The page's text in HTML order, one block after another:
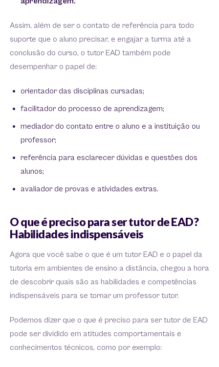
Assim, além de ser o contato de referência para todo
suporte que o aluno precisar, e engajar a turma até a
conclusão do curso, o tutor EAD também pode
desempenhar o papel de:
orientador das disciplinas cursadas;
facilitador do processo de aprendizagem;
mediador do contato entre o aluno e a instituição ou
professor;
referência para esclarecer dúvidas e questões dos
alunos;
avaliador de provas e atividades extras.
O que é preciso para ser tutor de EAD?
Habilidades indispensáveis
Agora que você sabe o que é um tutor EAD e o papel da
tutoria em ambientes de ensino a distância, chegou a hora
de descobrir quais são as habilidades e competências
indispensáveis para se tornar um professor tutor.
Podemos dizer que o que é preciso para ser tutor de EAD
pode ser dividido em atitudes comportamentais e
conhecimentos técnicos, como por exemplo: